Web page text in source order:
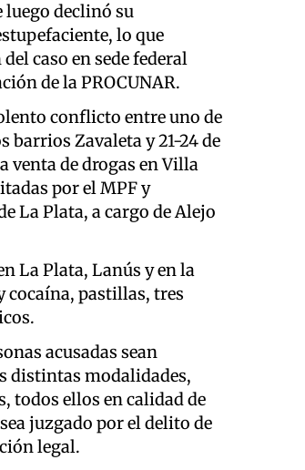
declinó su
lo que
caso en sede federal
de la PROCUNAR.
conflicto entre uno de
barrios Zavaleta y 21-24 de
de drogas en Villa
por el MPF y
La Plata, a cargo de Alejo
La Plata, Lanús y en la
cocaína, pastillas, tres
acusadas sean
distintas modalidades,
todos ellos en calidad de
juzgado por el delito de
legal.